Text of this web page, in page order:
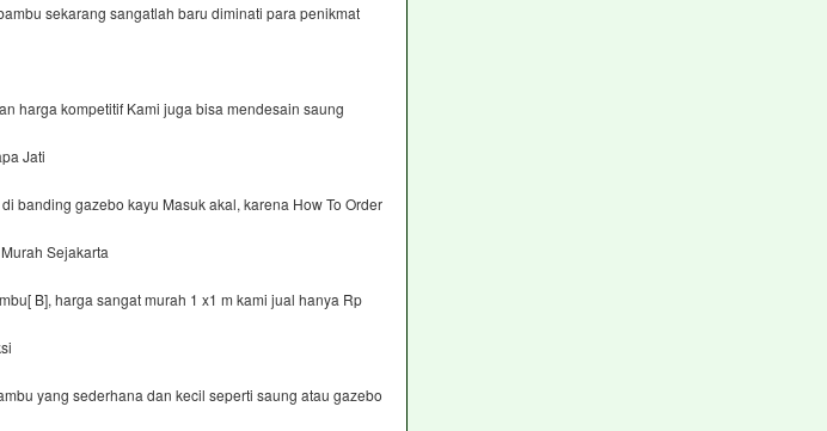
sekarang sangatlah baru diminati para penikmat
harga kompetitif Kami juga bisa mendesain saung
Jati
banding gazebo kayu Masuk akal, karena How To Order
Sejakarta
B], harga sangat murah 1 x1 m kami jual hanya Rp
yang sederhana dan kecil seperti saung atau gazebo